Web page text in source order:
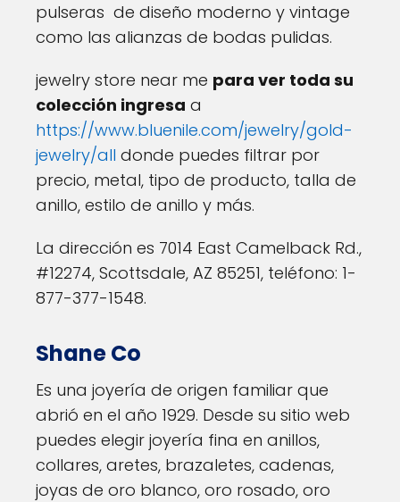
pulseras de diseño moderno y vintage
como las alianzas de bodas pulidas.
jewelry store near me para ver toda su
colección ingresa a
https://www.bluenile.com/jewelry/gold-
jewelry/all donde puedes filtrar por
precio, metal, tipo de producto, talla de
anillo, estilo de anillo y más.
La dirección es 7014 East Camelback Rd.,
#12274, Scottsdale, AZ 85251, teléfono: 1-
877-377-1548.
Shane Co
Es una joyería de origen familiar que
abrió en el año 1929. Desde su sitio web
puedes elegir joyería fina en anillos,
collares, aretes, brazaletes, cadenas,
joyas de oro blanco, oro rosado, oro